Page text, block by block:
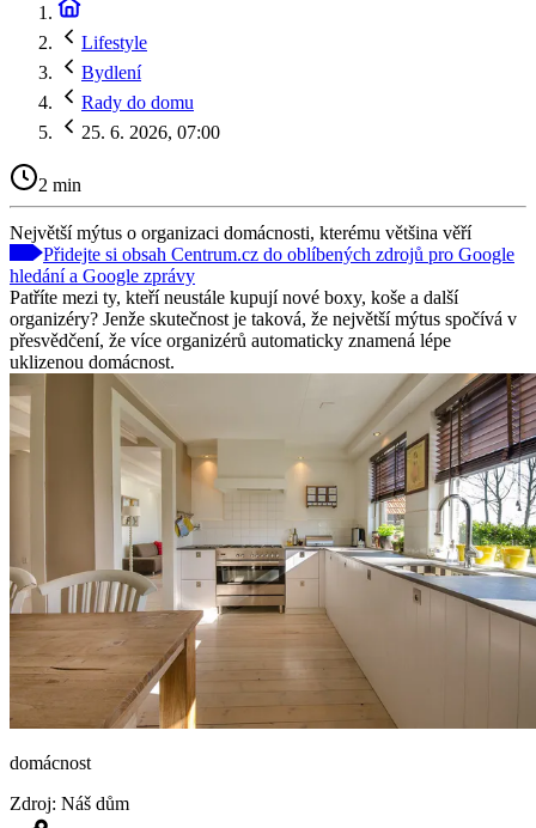
Lifestyle
Bydlení
Rady do domu
25. 6. 2026, 07:00
2 min
Největší mýtus o organizaci domácnosti, kterému většina věří
Přidejte si obsah Centrum.cz do oblíbených zdrojů pro Google
hledání a Google zprávy
Patříte mezi ty, kteří neustále kupují nové boxy, koše a další
organizéry? Jenže skutečnost je taková, že největší mýtus spočívá v
přesvědčení, že více organizérů automaticky znamená lépe
uklizenou domácnost.
domácnost
Zdroj: Náš dům